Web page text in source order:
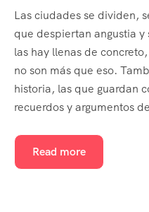
Las ciudades se dividen,
que despiertan angustia
las hay llenas de
no son más que eso.
historia, las que guardan
recuerdos y argumentos
Read more